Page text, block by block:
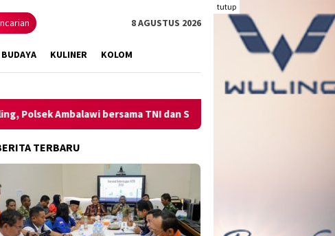
tutup
8 AGUSTUS 2026
BUDAYA KULINER KOLOM
bersama TNI dan SatPolPP Sita Minuman Keras
TERBARU